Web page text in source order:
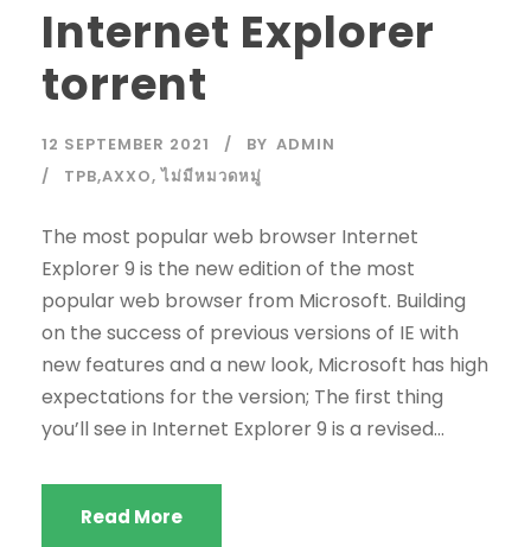
Internet Explorer
torrent
12 SEPTEMBER 2021 BY ADMIN
TPB,AXXO, ไม่มีหมวดหมู่
The most popular web browser Internet
Explorer 9 is the new edition of the most
popular web browser from Microsoft. Building
on the success of previous versions of IE with
new features and a new look, Microsoft has high
expectations for the version; The first thing
you’ll see in Internet Explorer 9 is a revised...
Read More